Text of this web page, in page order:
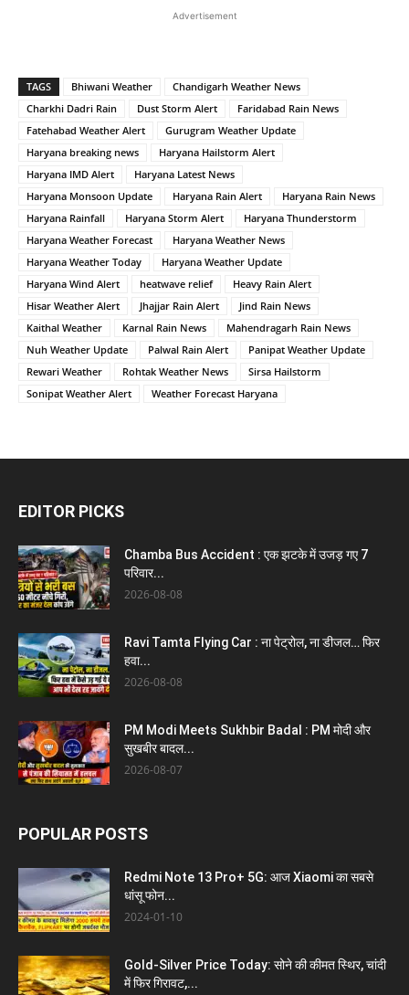
Advertisement
TAGS Bhiwani Weather
Chandigarh Weather News
Charkhi Dadri Rain
Dust Storm Alert
Faridabad Rain News
Fatehabad Weather Alert
Gurugram Weather Update
Haryana breaking news
Haryana Hailstorm Alert
Haryana IMD Alert
Haryana Latest News
Haryana Monsoon Update
Haryana Rain Alert
Haryana Rain News
Haryana Rainfall
Haryana Storm Alert
Haryana Thunderstorm
Haryana Weather Forecast
Haryana Weather News
Haryana Weather Today
Haryana Weather Update
Haryana Wind Alert
heatwave relief
Heavy Rain Alert
Hisar Weather Alert
Jhajjar Rain Alert
Jind Rain News
Kaithal Weather
Karnal Rain News
Mahendragarh Rain News
Nuh Weather Update
Palwal Rain Alert
Panipat Weather Update
Rewari Weather
Rohtak Weather News
Sirsa Hailstorm
Sonipat Weather Alert
Weather Forecast Haryana
EDITOR PICKS
Chamba Bus Accident : एक झटके में उजड़ गए 7
परिवार...
2026-08-08
Ravi Tamta Flying Car : ना पेट्रोल, ना डीजल… फिर
हवा...
2026-08-08
PM Modi Meets Sukhbir Badal : PM मोदी और
सुखबीर बादल...
2026-08-07
POPULAR POSTS
Redmi Note 13 Pro+ 5G: आज Xiaomi का सबसे
धांसू फोन...
2024-01-10
Gold-Silver Price Today: सोने की कीमत स्थिर, चांदी
में फिर गिरावट,...